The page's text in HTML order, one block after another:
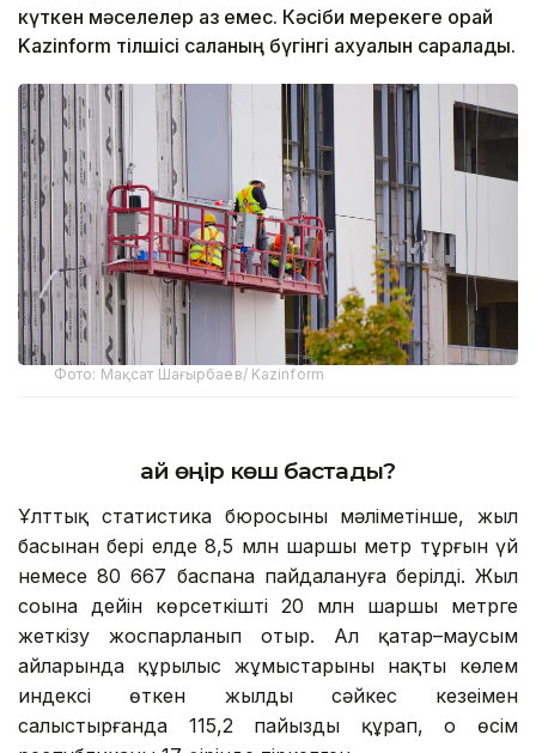
күткен мәселелер аз емес. Кәсіби мерекеге орай
Kazinform тілшісі саланың бүгінгі ахуалын саралады.
Фото: Мақсат Шағырбаев/ Kazinform
Қай өңір көш бастады?
Ұлттық статистика бюросының мәліметінше, жыл
басынан бері елде 8,5 млн шаршы метр тұрғын үй
немесе 80 667 баспана пайдалануға берілді. Жыл
соңына дейін көрсеткішті 20 млн шаршы метрге
жеткізу жоспарланып отыр. Ал қаңтар–маусым
айларында құрылыс жұмыстарының нақты көлем
индексі өткен жылдың сәйкес кезеңімен
салыстырғанда 115,2 пайызды құрап, оң өсім